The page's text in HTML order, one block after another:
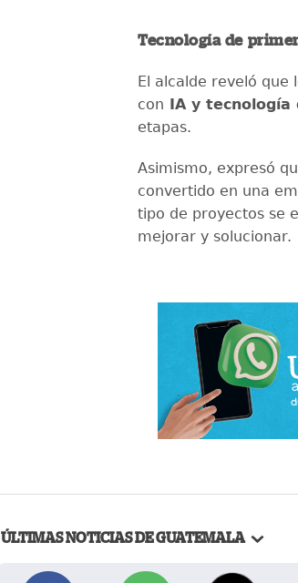
Tecnología de
El alcalde reveló que
con IA y tecnología
etapas.
Asimismo, expresó
convertido en una
tipo de proyectos se
mejorar y solucionar.
ÚLTIMAS NOTICIAS DE GUATEMALA